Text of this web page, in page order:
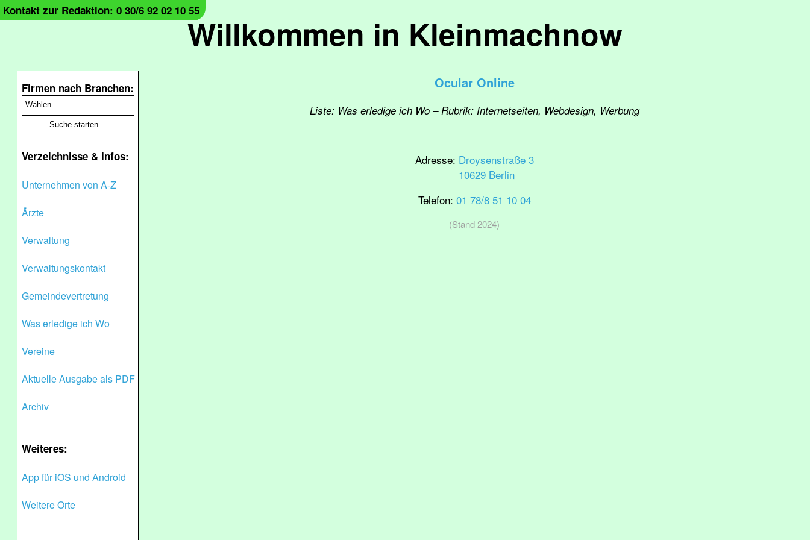
Willkommen in Kleinmachnow
Kontakt zur Redaktion: 0 30/6 92 02 10 55
Firmen nach Branchen:
Verzeichnisse & Infos:
Unternehmen von A-Z
Ärzte
Verwaltung
Verwaltungskontakt
Gemeindevertretung
Was erledige ich Wo
Vereine
Aktuelle Ausgabe als PDF
Archiv
Weiteres:
App für iOS und Android
Weitere Orte
Ocular Online
Liste: Was erledige ich Wo – Rubrik: Internetseiten, Webdesign, Werbung
Adresse: Droysenstraße 3
10629 Berlin
Telefon: 01 78/8 51 10 04
(Stand 2024)